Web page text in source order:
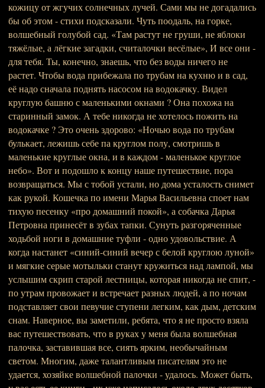
кожицу от жгучих солнечных лучей. Сами мы не догадались
бы об этом - стихи подсказали. Чуть поодаль, на горке,
волшебный голубой сад. «Там растут не груши, не яблоки
тяжёлые, а лёгкие загадки, считалочки весёлые», И все они -
для тебя. Ты, конечно, знаешь, что без воды ничего не
растет. Чтобы вода прибежала по трубам на кухню и в сад,
её надо сначала поднять насосом на водокачку. Видел
круглую башню с маленькими окнами ? Она похожа на
старинный замок. А тебе никогда не хотелось пожить на
водокачке ? Это очень здорово: «Ночью вода по трубам
булькает, лежишь себе па круглом полу, смотришь в
маленькие круглые окна, и в каждом - маленькое круглое
небо». Вот и подошло к концу наше путешествие, пора
возвращаться. Мы с тобой устали, но дома усталость снимет
как рукой. Кошечка по имени Марья Васильевна споет нам
тихую песенку «про домашний покой», а собачка Дарья
Петровна принесёт в зубах тапки. Сунуть разгоряченные
ходьбой ноги в домашние туфли - одно удовольствие. А
когда настанет «синий-синий вечер с белой круглою луной»
и мягкие серые мотыльки станут кружиться над лампой, мы
услышим скрип старой лестницы, которая никогда не спит, -
по утрам провожает и встречает разных людей, а по ночам
подставляет свои певучие ступени легким, как дым, детским
снам. Наверное, вы заметили, ребята, что я не просто взяла
вас путешествовать, что в руках у меня была волшебная
палочка, заставившая все, сиять ярким, необычайным
светом. Многим, даже талантливым писателям это не
удается, хозяйке волшебной палочки - удалось. Может быть,